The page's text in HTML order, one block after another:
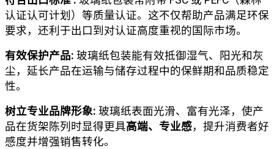
认证认可计划）等质量认证。这不仅帮助产品满足环保
要求，还利于出口到对认证高度重视的国际市场。
有效保护产品: 玻璃纸包装能有效抵御湿气、阳光和灰
尘，延长产品在运输与储存过程中的保鲜期和品质稳定
性。
树立专业品牌形象: 玻璃纸表面光滑、富有光泽，使产
品在货架陈列时显得更具高端、专业感，提升消费者好
感度并增强销售转化。